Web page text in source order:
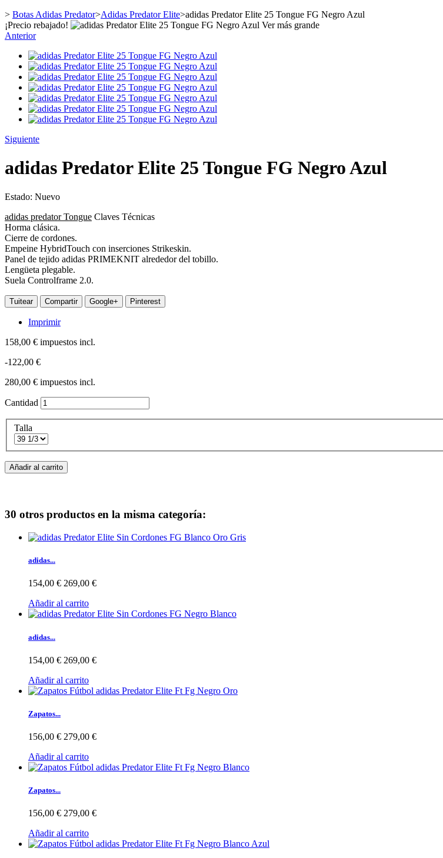
> Botas Adidas Predator>Adidas Predator Elite>adidas Predator Elite 25 Tongue FG Negro Azul
¡Precio rebajado!
Ver más grande
Anterior
Siguiente
adidas Predator Elite 25 Tongue FG Negro Azul
Estado: Nuevo
adidas predator Tongue Claves Técnicas
Horma clásica.
Cierre de cordones.
Empeine HybridTouch con inserciones Strikeskin.
Panel de tejido adidas PRIMEKNIT alrededor del tobillo.
Lengüeta plegable.
Suela Controlframe 2.0.
Tuitear Compartir Google+ Pinterest
Imprimir
158,00 € impuestos incl.
-122,00 €
280,00 € impuestos incl.
Cantidad
Talla
Añadir al carrito
30 otros productos en la misma categoría:
adidas...
154,00 € 269,00 €
Añadir al carrito
adidas...
154,00 € 269,00 €
Añadir al carrito
Zapatos...
156,00 € 279,00 €
Añadir al carrito
Zapatos...
156,00 € 279,00 €
Añadir al carrito